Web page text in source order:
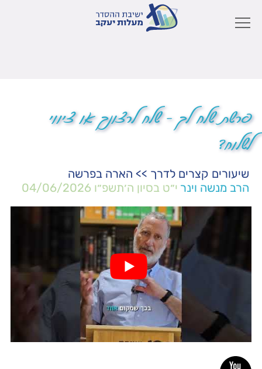
פרשת שלח לך – שלח לרצונך או ציווי
לשלוח?
שיעורים קצרים לדרך >> הארה בפרשה
הרב מנשה וינר י״ט בסיון ה׳תשפ״ו 04/06/2026